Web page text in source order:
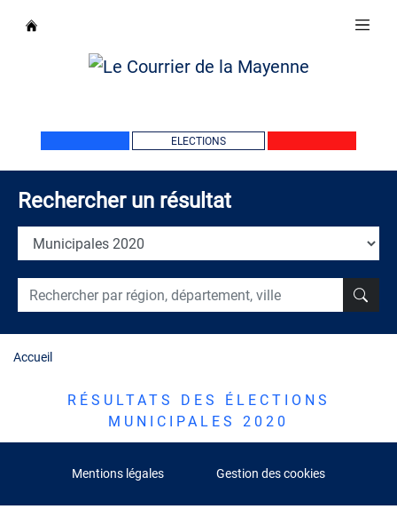
ELECTIONS
Rechercher un résultat
Accueil
RÉSULTATS DES ÉLECTIONS
MUNICIPALES 2020
Mentions légales Gestion des cookies